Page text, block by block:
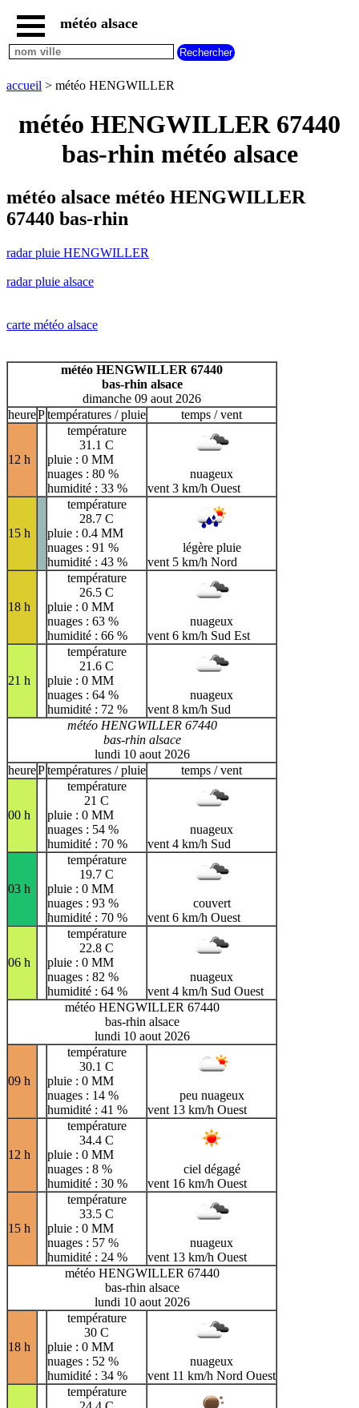
accueil
radar
HENGWILLER
météo
alsace
carte
météo
météo
H
I J K L M
N
T
U
V
W X Y Z
météo alsace
accueil > météo HENGWILLER
météo HENGWILLER 67440
bas-rhin météo alsace
météo alsace météo HENGWILLER
67440 bas-rhin
radar pluie HENGWILLER
radar pluie alsace
carte météo alsace
météo HENGWILLER 67440
bas-rhin alsace
dimanche 09 aout 2026
heurePtempératures / pluie temps / vent
12 h
température
31.1 C
pluie : 0 MM
nuages : 80 %
humidité : 33 %
nuageux
vent 3 km/h Ouest
15 h
température
28.7 C
pluie : 0.4 MM
nuages : 91 %
humidité : 43 %
légère pluie
vent 5 km/h Nord
18 h
température
26.5 C
pluie : 0 MM
nuages : 63 %
humidité : 66 %
nuageux
vent 6 km/h Sud Est
21 h
température
21.6 C
pluie : 0 MM
nuages : 64 %
humidité : 72 %
nuageux
vent 8 km/h Sud
météo HENGWILLER 67440
bas-rhin alsace
lundi 10 aout 2026
heurePtempératures / pluie temps / vent
00 h
température
21 C
pluie : 0 MM
nuages : 54 %
humidité : 70 %
nuageux
vent 4 km/h Sud
03 h
température
19.7 C
pluie : 0 MM
nuages : 93 %
humidité : 70 %
couvert
vent 6 km/h Ouest
06 h
température
22.8 C
pluie : 0 MM
nuages : 82 %
humidité : 64 %
nuageux
vent 4 km/h Sud Ouest
météo HENGWILLER 67440
bas-rhin alsace
lundi 10 aout 2026
09 h
température
30.1 C
pluie : 0 MM
nuages : 14 %
humidité : 41 %
peu nuageux
vent 13 km/h Ouest
12 h
température
34.4 C
pluie : 0 MM
nuages : 8 %
humidité : 30 %
ciel dégagé
vent 16 km/h Ouest
15 h
température
33.5 C
pluie : 0 MM
nuages : 57 %
humidité : 24 %
nuageux
vent 13 km/h Ouest
météo HENGWILLER 67440
bas-rhin alsace
lundi 10 aout 2026
18 h
température
30 C
pluie : 0 MM
nuages : 52 %
humidité : 34 %
nuageux
vent 11 km/h Nord Ouest
température